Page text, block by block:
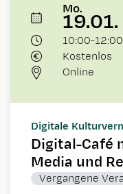
Mo.
19.01.
10:00-12:00
Kostenlos
Online
Digitale
Digital-Café
Media und
Vergangene